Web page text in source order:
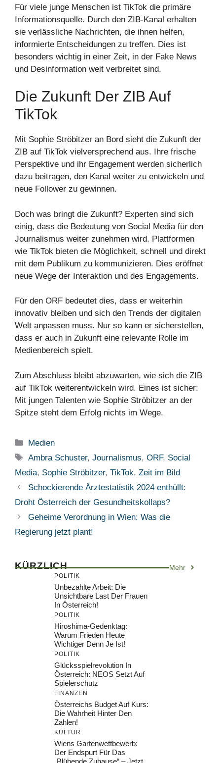
Für viele junge Menschen ist TikTok die primäre
Informationsquelle. Durch den ZIB-Kanal erhalten
sie verlässliche Nachrichten, die ihnen helfen,
informierte Entscheidungen zu treffen. Dies ist
besonders wichtig in einer Zeit, in der Fake News
und Desinformation weit verbreitet sind.
Die Zukunft Der ZIB Auf
TikTok
Mit Sophie Ströbitzer an Bord sieht die Zukunft der
ZIB auf TikTok vielversprechend aus. Ihre frische
Perspektive und ihr Engagement werden sicherlich
dazu beitragen, den Kanal weiter zu entwickeln und
neue Follower zu gewinnen.
Doch was bringt die Zukunft? Experten sind sich
einig, dass die Bedeutung von Social Media für den
Journalismus weiter zunehmen wird. Plattformen
wie TikTok bieten die Möglichkeit, schnell und direkt
mit dem Publikum zu kommunizieren. Dies eröffnet
neue Wege der Interaktion und des Engagements.
Für den ORF bedeutet dies, dass er weiterhin
innovativ bleiben und sich den Trends der digitalen
Welt anpassen muss. Nur so kann er sicherstellen,
dass er auch in Zukunft eine relevante Rolle im
Medienbereich spielt.
Zum Abschluss bleibt abzuwarten, wie sich die ZIB
auf TikTok weiterentwickeln wird. Eines ist sicher:
Mit jungen Talenten wie Sophie Ströbitzer an der
Spitze steht dem Erfolg nichts im Wege.
Kategorien
Medien
Schlagwörter
Ambra Schuster,Journalismus,ORF, Social
Media, Sophie Ströbitzer, TikTok, Zeit im Bild
Schockierende Ärztestatistik 2024 enthüllt:
Droht Österreich der Gesundheitskollaps?
Geheime Verordnung in Wien: Was die
Regierung jetzt plant!
KÜRZLICH Mehr
POLITIK
Unbezahlte Arbeit: Die
Unsichtbare Last Der Frauen
In Österreich!
POLITIK
Hiroshima-Gedenktag:
Warum Frieden Heute
Wichtiger Denn Je Ist!
POLITIK
Glücksspielrevolution In
Österreich: NEOS Setzt Auf
Spielerschutz
FINANZEN
Österreichs Budget Auf Kurs:
Die Wahrheit Hinter Den
Zahlen!
KULTUR
Wiens Gartenwettbewerb:
Der Endspurt Für Das
„Blühende Zuhause“ – Jetzt